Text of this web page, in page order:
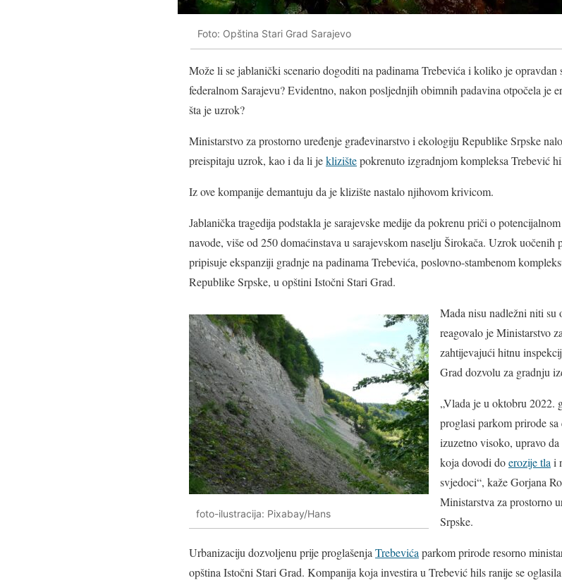
Foto: Opština Stari Grad Sarajevo
Može li se jablanički scenario dogoditi na padinama Trebevića i koliko je opravdan
federalnom Sarajevu? Evidentno, nakon posljednjih obimnih padavina otpočela je
šta je uzrok?
Ministarstvo za prostorno uređenje građevinarstvo i ekologiju Republike Srpske
preispitaju uzrok, kao i da li jeklizištepokrenuto izgradnjom kompleksa Trebević
Iz ove kompanije demantuju da je klizište nastalo njihovom krivicom.
Јablanička tragedija podstakla je sarajevske medije da pokrenu priči o
navode, više od 250 domaćinstava u sarajevskom naselju Širokača. Uzrok
pripisuje ekspanziji gradnje na padinama Trebevića, poslovno-stambenom
Republike Srpske, u opštini Istočni Stari Grad.
foto-ilustracija: Pixabay/Hans
Mada nisu nadležni niti
reagovalo je Ministarstvo
zahtijevajući hitnu
Grad dozvolu za gradnju
„Vlada je u oktobru 2022.
proglasi parkom prirode
izuzetno visoko, upravo
koja dovodi doerozije tla i
svjedoci“, kaže Gorjana
Ministarstva za prostorno
Srpske.
Urbanizaciju dozvoljenu prije proglašenja Trebevića parkom prirode resorno
opština Istočni Stari Grad. Kompanija koja investira u Trebević hils ranije se